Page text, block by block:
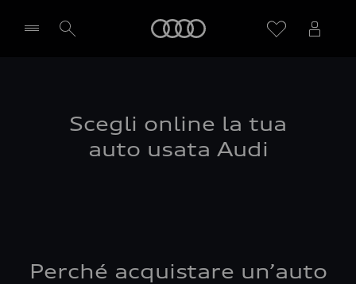
Scegli online la tua
auto usata Audi
Perché acquistare un’auto